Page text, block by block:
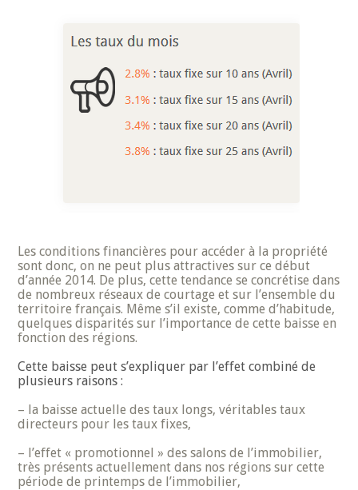
Les conditions financières pour accéder à la propriété
sont donc, on ne peut plus attractives sur ce début
d’année 2014. De plus, cette tendance se concrétise dans
de nombreux réseaux de courtage et sur l’ensemble du
territoire français. Même s’il existe, comme d’habitude,
quelques disparités sur l’importance de cette baisse en
fonction des régions.
Cette baisse peut s’expliquer par l’effet combiné de
plusieurs raisons :
– la baisse actuelle des taux longs, véritables taux
directeurs pour les taux fixes,
– l’effet « promotionnel » des salons de l’immobilier,
très présents actuellement dans nos régions sur cette
période de printemps de l’immobilier,